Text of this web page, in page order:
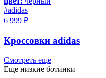
#adidas
6 999 ₽
Кроссовки adidas
Смотреть еще
Еще низкие ботинки